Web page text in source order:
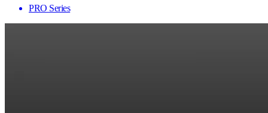
PRO Series